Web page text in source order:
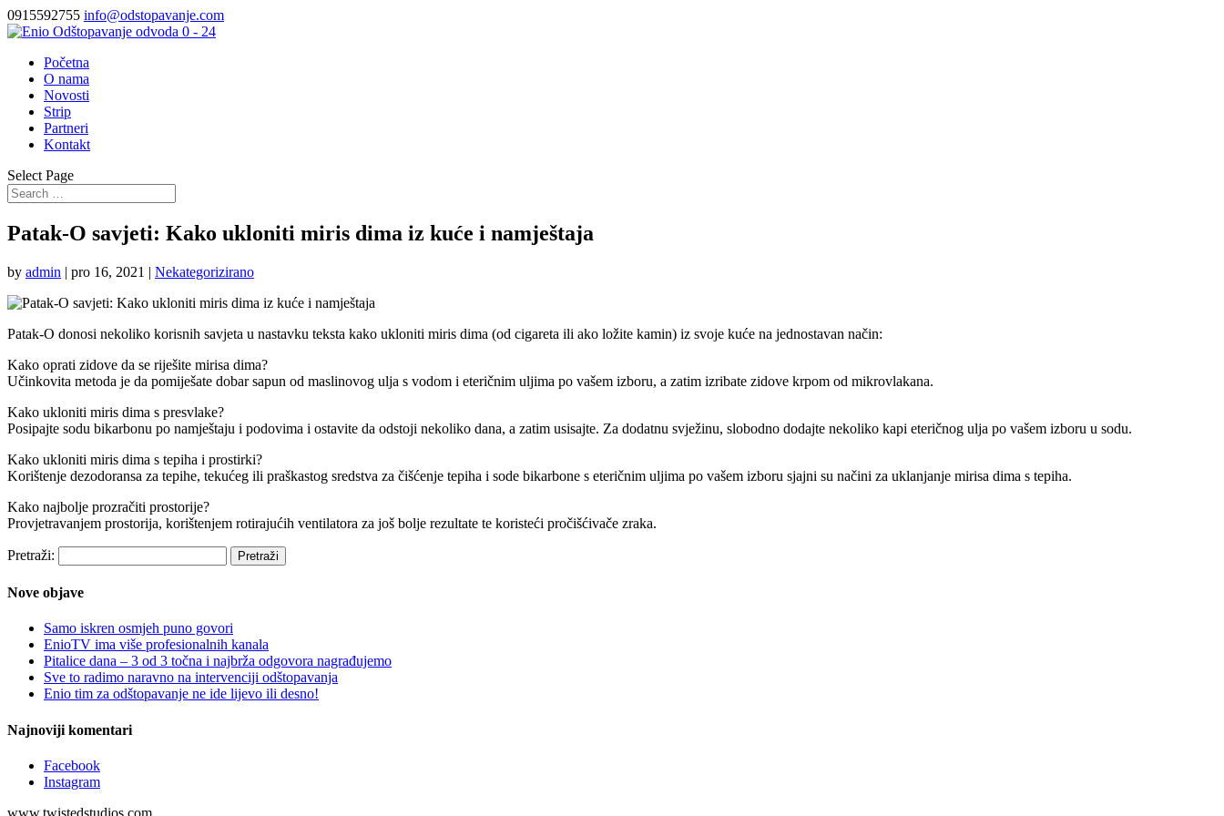
0915592755 info@odstopavanje.com
Početna
O nama
Novosti
Strip
Partneri
Kontakt
Select Page
Patak-O savjeti: Kako ukloniti miris dima iz kuće i namještaja
by admin | pro 16, 2021 | Nekategorizirano
Patak-O donosi nekoliko korisnih savjeta u nastavku teksta kako ukloniti miris dima (od cigareta ili ako ložite kamin) iz svoje kuće na jednostavan način:
Kako oprati zidove da se riješite mirisa dima?
Učinkovita metoda je da pomiješate dobar sapun od maslinovog ulja s vodom i eteričnim uljima po vašem izboru, a zatim izribate zidove krpom od mikrovlakana.
Kako ukloniti miris dima s presvlake?
Posipajte sodu bikarbonu po namještaju i podovima i ostavite da odstoji nekoliko dana, a zatim usisajte. Za dodatnu svježinu, slobodno dodajte nekoliko kapi eteričnog ulja po vašem izboru u sodu.
Kako ukloniti miris dima s tepiha i prostirki?
Korištenje dezodoransa za tepihe, tekućeg ili praškastog sredstva za čišćenje tepiha i sode bikarbone s eteričnim uljima po vašem izboru sjajni su načini za uklanjanje mirisa dima s tepiha.
Kako najbolje prozračiti prostorije?
Provjetravanjem prostorija, korištenjem rotirajućih ventilatora za još bolje rezultate te koristeći pročišćivače zraka.
Pretraži:
Nove objave
Samo iskren osmjeh puno govori
EnioTV ima više profesionalnih kanala
Pitalice dana – 3 od 3 točna i najbrža odgovora nagrađujemo
Sve to radimo naravno na intervenciji odštopavanja
Enio tim za odštopavanje ne ide lijevo ili desno!
Najnoviji komentari
Facebook
Instagram
www.twistedstudios.com